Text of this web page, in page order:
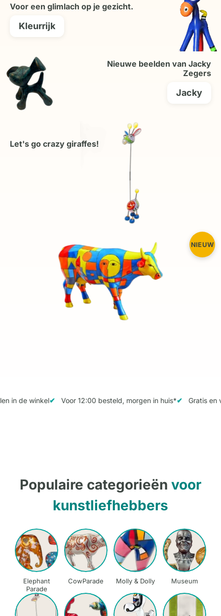
Voor een glimlach op je gezicht.
Kleurrijk
Nieuwe beelden van Jacky
Zegers
Jacky
Let's go crazy giraffes!
NIEUW
in de winkel Voor 12:00 besteld, morgen in huis* Gratis en
Populaire categorieën voor
kunstliefhebbers
Elephant
Parade
CowParade Molly & Dolly Museum